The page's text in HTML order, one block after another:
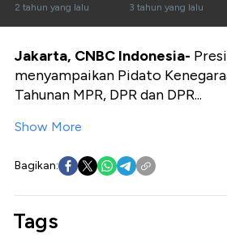
Ekonomi Dunia
2 tahun yang lalu 3 tahun yang lalu
Jakarta, CNBC Indonesia-
menyampaikan Pidato
Tahunan MPR, DPR dan DPR...
Show More
Bagikan:
Tags